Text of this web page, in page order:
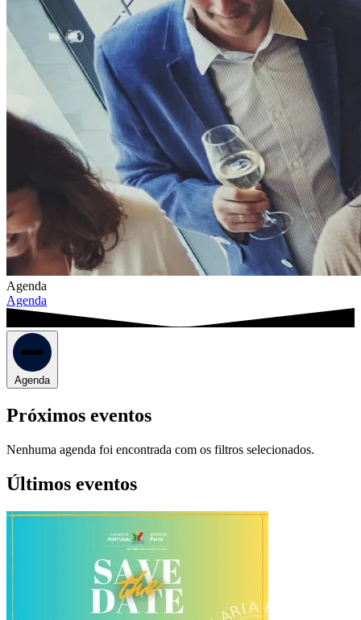
Agenda
Agenda
Agenda
Próximos eventos
Nenhuma agenda foi encontrada com os filtros selecionados.
Últimos eventos